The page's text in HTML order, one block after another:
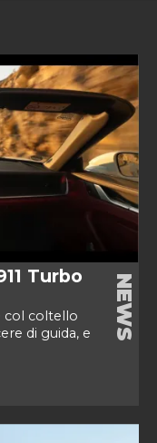
Turbo
col coltello
di guida, e
NEWS